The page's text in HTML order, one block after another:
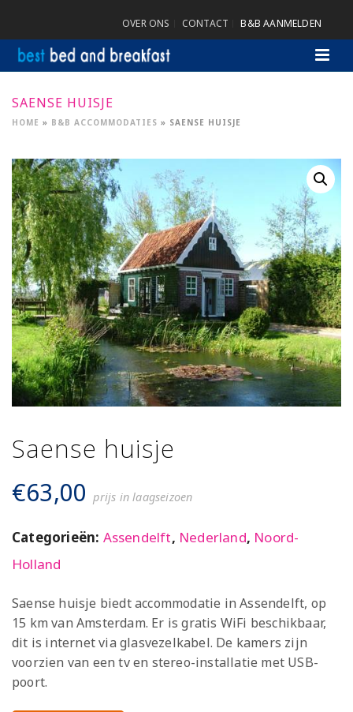
OVER ONS CONTACT B&B AANMELDEN
SAENSE HUISJE
HOME » B&B ACCOMMODATIES » SAENSE HUISJE
Saense huisje
€63,00 prijs in laagseizoen
Categorieën: Assendelft, Nederland, Noord-
Holland
Saense huisje biedt accommodatie in Assendelft, op
15 km van Amsterdam. Er is gratis WiFi beschikbaar,
dit is internet via glasvezelkabel. De kamers zijn
voorzien van een tv en stereo-installatie met USB-
poort.